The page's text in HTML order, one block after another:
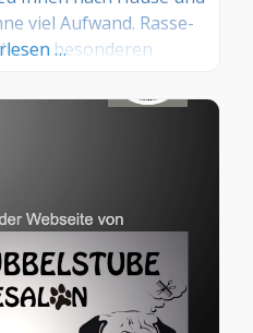
viel Aufwand. Rasse-
besonderen
Vierbeiners und Ihre
biete meinen Service
am Main, Hattersheim,
…